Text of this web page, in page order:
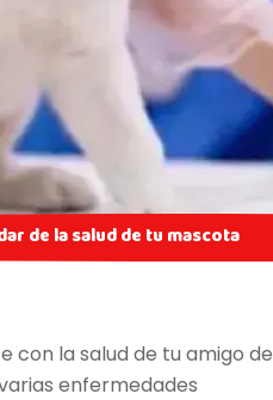
de la salud de tu mascota
con la salud de tu amigo de
enfermedades